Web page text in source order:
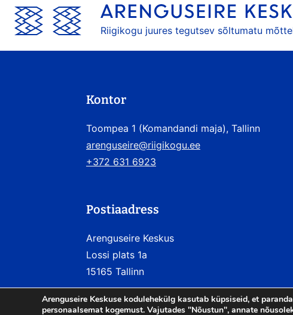
Riigikogu juures tegutsev sõltumatu
Kontor
Toompea 1 (Komandandi maja), Tallinn
arenguseire@riigikogu.ee
+372 631 6923
Postiaadress
Arenguseire Keskus
Lossi plats 1a
15165 Tallinn
Arenguseire Keskuse kodulehekülg kasutab küpsiseid, et
personaalsemat kogemust. Vajutades "Nõustun", annate